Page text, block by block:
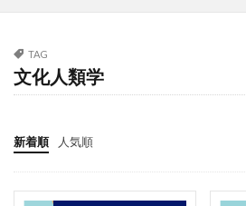
TAG
文化人類学
新着順 人気順